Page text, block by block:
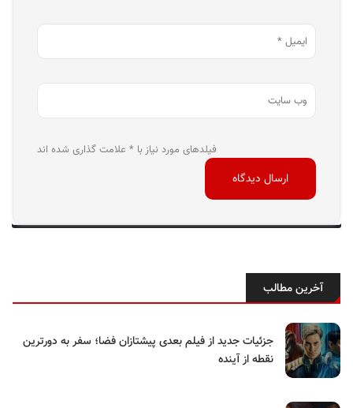
فیلدهای مورد نیاز با * علامت گذاری شده اند
آخرین مطالب
جزئیات جدید از فیلم بعدی پیشتازان فضا؛ سفر به دورترین
نقطه از آینده